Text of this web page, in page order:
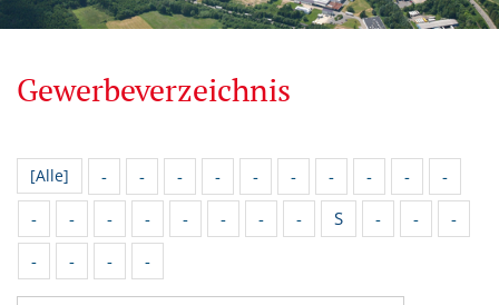
Gewerbeverzeichnis
[Alle] - - - - - - - - -
-
-
- - - - - - - S - -
-
-
- - -